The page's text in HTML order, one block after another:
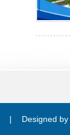
| Designed by